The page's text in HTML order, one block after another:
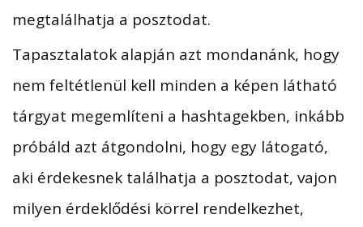
megtalálhatja a posztodat.
Tapasztalatok alapján azt mondanánk, hogy
nem feltétlenül kell minden a képen látható
tárgyat megemlíteni a hashtagekben, inkább
próbáld azt átgondolni, hogy egy látogató,
aki érdekesnek találhatja a posztodat, vajon
milyen érdeklődési körrel rendelkezhet,